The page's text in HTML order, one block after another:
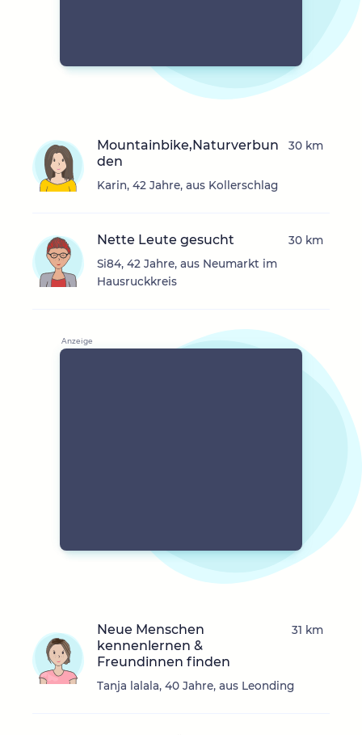
Mountainbike,Naturverbun
den
Karin, 42 Jahre, aus Kollerschlag
30 km
Nette Leute gesucht
Si84, 42 Jahre, aus Neumarkt im
Hausruckkreis
30 km
Neue Menschen
kennenlernen &
Freundinnen finden
Tanja lalala, 40 Jahre, aus Leonding
31 km